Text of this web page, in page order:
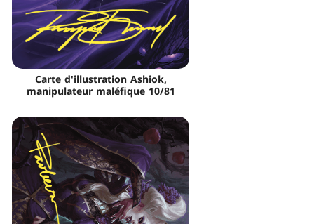
Carte d'illustration Ashiok,
manipulateur maléfique 10/81